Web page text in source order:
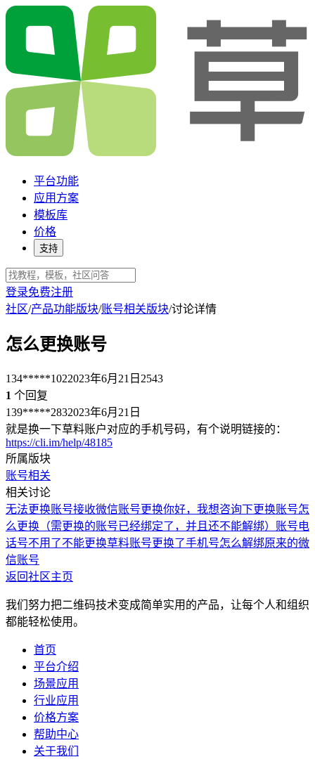
平台功能
应用方案
模板库
价格
支持
登录免费注册
社区/产品功能版块/账号相关版块/讨论详情
怎么更换账号
134*****1022023年6月21日 2543
1 个回复
139*****2832023年6月21日
就是换一下草料账户对应的手机号码，有个说明链接的：
https://cli.im/help/48185
所属版块
账号相关
相关讨论
无法更换账号接收微信账号更换你好，我想咨询下更换账号怎
么更换（需更换的账号已经绑定了，并且还不能解绑） 账号电
话号不用了不能更换草料账号更换了手机号怎么解绑原来的微
信账号
返回社区主页
我们努力把二维码技术变成简单实用的产品，让每个人和组织
都能轻松使用。
首页
平台介绍
场景应用
行业应用
价格方案
帮助中心
关于我们